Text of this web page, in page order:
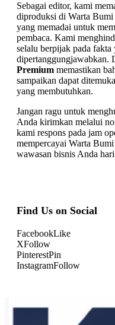
Sebagai editor, kami
diproduksi di Warta Bumi
yang memadai untuk
pembaca. Kami
selalu berpijak pada fakta
dipertanggungjawabkan.
Premium memastikan
sampaikan dapat
yang membutuhkan.
Jangan ragu untuk
Anda kirimkan melalui
kami respons pada jam
mempercayai Warta
wawasan bisnis Anda
Find Us on Social
FacebookLike
XFollow
PinterestPin
InstagramFollow